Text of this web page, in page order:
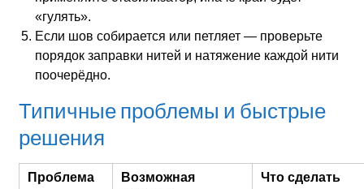
«гулять».
Если шов собирается или петляет — проверьте
порядок заправки нитей и натяжение каждой нити
поочерёдно.
Типичные проблемы и быстрые
решения
Проблема
Возможная
Что сделать